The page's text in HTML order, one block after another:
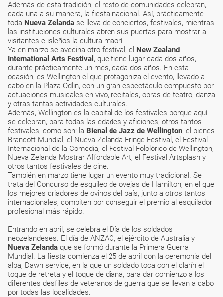
Además de esta tradición, el resto de comunidades celebran,
cada una a su manera, la fiesta nacional. Así, prácticamente
toda Nueva Zelanda se lleva de conciertos, festivales, mientras
las instituciones culturales abren sus puertas para mostrar a
visitantes e isleños la cultura maorí.
Ya en marzo se avecina otro festival, el New Zealand
International Arts Festival , que tiene lugar cada dos años,
durante prácticamente un mes, cada dos años. En esta
ocasión, es Wellington el que protagoniza el evento, llevado a
cabo en la Plaza Odlin, con un gran espectáculo compuesto por
actuaciones musicales en vivo, recitales, obras de teatro, danza
y otras tantas actividades culturales.
Además, Wellington es la capital de los festivales porque aquí
se celebran, para todas las edades y aficiones, otros tantos
festivales, como son: la Bienal de Jazz de Wellington, el bienes
Brancott Mundial, el Nueva Zelanda Fringe Festival, el Festival
Internacional de la Comedia, el Festival Folclórico de Wellington,
Nueva Zelanda Mostrar Affordable Art, el Festival Artsplash y
otros tantos festivales de cine.
También en marzo tiene lugar un evento muy tradicional. Se
trata del Concurso de esquileo de ovejas de Hamilton, en el que
los mejores criadores de ovinos del país, junto a otros tantos
internacionales, compiten por conseguir el premio al esquilador
profesional más rápido.
Entrando en abril, se celebra el Día de los soldados
neozelandeses. El día de ANZAC, el ejército de Australia y
Nueva Zelanda que se formó durante la Primera Guerra
Mundial. La fiesta comienza el 25 de abril con la ceremonia del
alba, Dawn service, en la que un soldado toca con el clarín el
toque de retreta y el toque de diana, para dar comienzo a los
diferentes desfiles de veteranos de guerra que se llevan a cabo
por todas las localidades.